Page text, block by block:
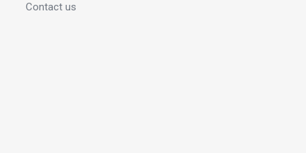
Contact us